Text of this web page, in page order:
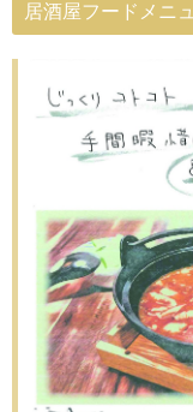
居酒屋フードメニ